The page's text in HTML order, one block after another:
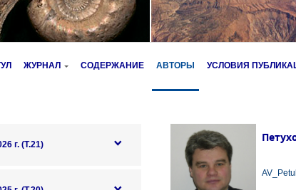
ЖУРНАЛ СОДЕРЖАНИЕ АВТОРЫ УСЛОВИЯ
г. (Т.21)